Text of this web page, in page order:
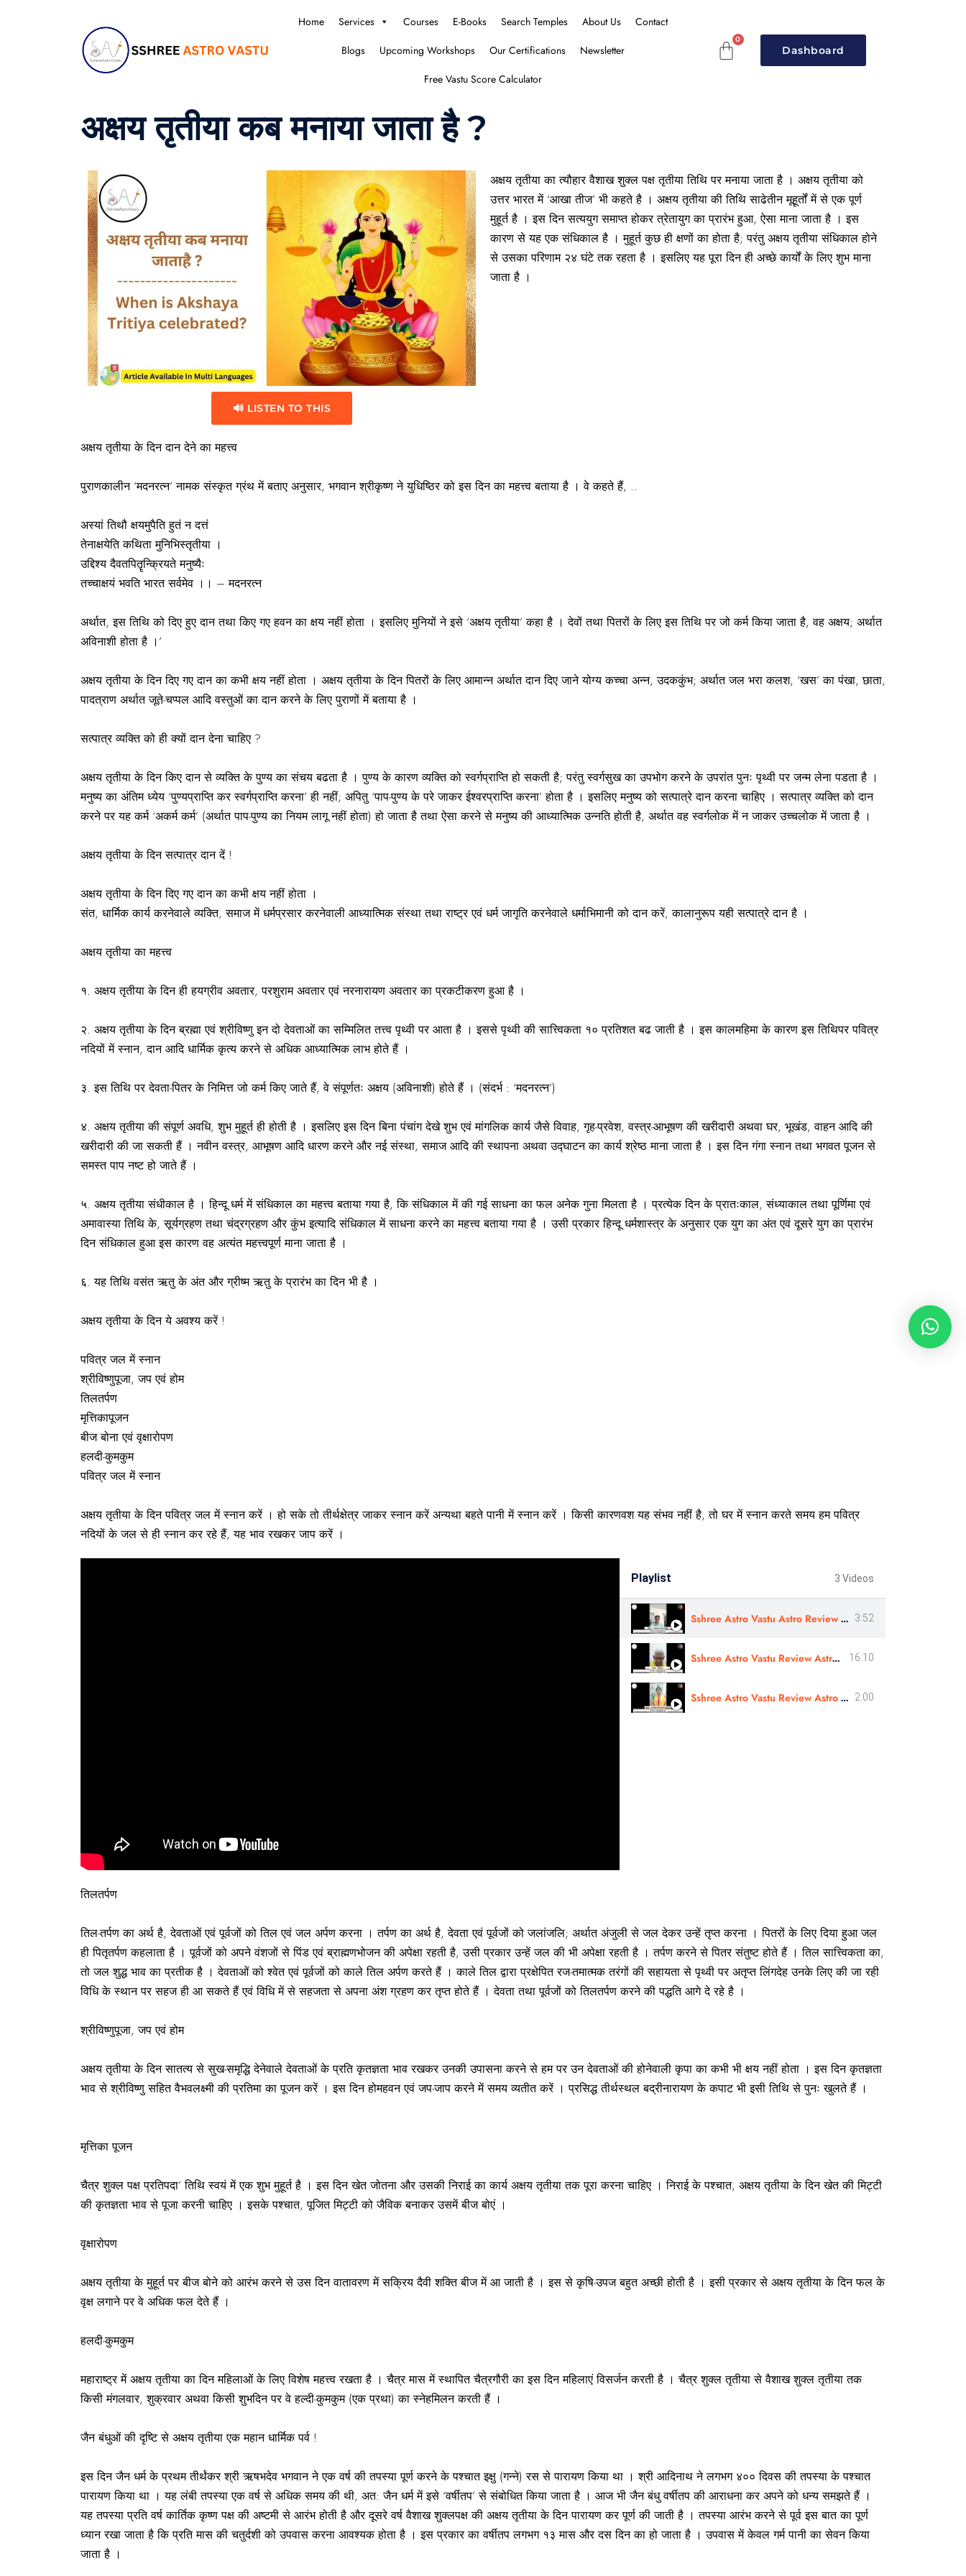
Home Services Courses E-Books Search Temples About Us
Contact
Blogs
Upcoming Workshops Our Certifications
Newsletter
Free Vastu Score Calculator
Dashboard
अक्षय तृतीया कब मनाया जाता है ?
🔊 LISTEN TO THIS
अक्षय तृतीया का त्यौहार वैशाख शुक्ल पक्ष तृतीया तिथि पर मनाया जाता है । अक्षय तृतीया को
उत्तर भारत में ‘आखा तीज’ भी कहते है । अक्षय तृतीया की तिथि साढेतीन मूहूर्तों में से एक पूर्ण
मुहूर्त है । इस दिन सत्ययुग समाप्त होकर त्रेतायुग का प्रारंभ हुआ, ऐसा माना जाता है । इस
कारण से यह एक संधिकाल है । मुहूर्त कुछ ही क्षणों का होता है; परंतु अक्षय तृतीया संधिकाल होने
से उसका परिणाम २४ घंटे तक रहता है । इसलिए यह पूरा दिन ही अच्छे कार्यों के लिए शुभ माना
जाता है ।
अक्षय तृतीया के दिन दान देने का महत्त्व
पुराणकालीन ‘मदनरत्न’ नामक संस्कृत ग्रंथ में बताए अनुसार, भगवान श्रीकृष्ण ने युधिष्ठिर को इस दिन का महत्त्व बताया है । वे कहते हैं, ..
अस्यां तिथौ क्षयमुपैति हुतं न दत्तं
तेनाक्षयेति कथिता मुनिभिस्तृतीया ।
उद्दिश्य दैवतपितॄन्क्रियते मनुष्यैः
तच्चाक्षयं भवति भारत सर्वमेव ।। – मदनरत्न
अर्थात, इस तिथि को दिए हुए दान तथा किए गए हवन का क्षय नहीं होता । इसलिए मुनियों ने इसे ‘अक्षय तृतीया’ कहा है । देवों तथा पितरों के लिए इस तिथि पर जो कर्म किया जाता है, वह अक्षय; अर्थात
अविनाशी होता है ।’
अक्षय तृतीया के दिन दिए गए दान का कभी क्षय नहीं होता । अक्षय तृतीया के दिन पितरों के लिए आमान्न अर्थात दान दिए जाने योग्य कच्चा अन्न, उदककुंभ; अर्थात जल भरा कलश, ‘खस’ का पंखा, छाता,
पादत्राण अर्थात जूते-चप्पल आदि वस्तुओं का दान करने के लिए पुराणों में बताया है ।
सत्पात्र व्यक्ति को ही क्यों दान देना चाहिए ?
अक्षय तृतीया के दिन किए दान से व्यक्ति के पुण्य का संचय बढता है । पुण्य के कारण व्यक्ति को स्वर्गप्राप्ति हो सकती है; परंतु स्वर्गसुख का उपभोग करने के उपरांत पुनः पृथ्वी पर जन्म लेना पडता है ।
मनुष्य का अंतिम ध्येय ‘पुण्यप्राप्ति कर स्वर्गप्राप्ति करना’ ही नहीं; अपितु ‘पाप-पुण्य के परे जाकर ईश्‍वरप्राप्ति करना’ होता है । इसलिए मनुष्य को सत्पात्रे दान करना चाहिए । सत्पात्र व्यक्ति को दान
करने पर यह कर्म ‘अकर्म कर्म’ (अर्थात पाप-पुण्य का नियम लागू नहीं होता) हो जाता है तथा ऐसा करने से मनुष्य की आध्यात्मिक उन्नति होती है, अर्थात वह स्वर्गलोक में न जाकर उच्चलोक में जाता है ।
अक्षय तृतीया के दिन सत्पात्र दान दें !
अक्षय तृतीया के दिन दिए गए दान का कभी क्षय नहीं होता ।
संत, धार्मिक कार्य करनेवाले व्यक्ति, समाज में धर्मप्रसार करनेवाली आध्यात्मिक संस्था तथा राष्ट्र एवं धर्म जागृति करनेवाले धर्माभिमानी को दान करें, कालानुरूप यही सत्पात्रे दान है ।
अक्षय तृतीया का महत्त्व
१. अक्षय तृतीया के दिन ही हयग्रीव अवतार, परशुराम अवतार एवं नरनारायण अवतार का प्रकटीकरण हुआ है ।
२. अक्षय तृतीया के दिन ब्रह्मा एवं श्रीविष्णु इन दो देवताओं का सम्मिलित तत्त्व पृथ्वी पर आता है । इससे पृथ्वी की सात्त्विकता १० प्रतिशत बढ जाती है । इस कालमहिमा के कारण इस तिथिपर पवित्र
नदियों में स्नान, दान आदि धार्मिक कृत्य करने से अधिक आध्यात्मिक लाभ होते हैं ।
३. इस तिथि पर देवता-पितर के निमित्त जो कर्म किए जाते हैं, वे संपूर्णतः अक्षय (अविनाशी) होते हैं । (संदर्भ : ‘मदनरत्न’)
४. अक्षय तृतीया की संपूर्ण अवधि, शुभ मुहूर्त ही होती है । इसलिए इस दिन बिना पंचांग देखे शुभ एवं मांगलिक कार्य जैसे विवाह, गृह-प्रवेश, वस्त्र-आभूषण की खरीदारी अथवा घर, भूखंड, वाहन आदि की
खरीदारी की जा सकती हैं । नवीन वस्त्र, आभूषण आदि धारण करने और नई संस्था, समाज आदि की स्थापना अथवा उद्घाटन का कार्य श्रेष्ठ माना जाता है । इस दिन गंगा स्नान तथा भगवत पूजन से
समस्त पाप नष्ट हो जाते हैं ।
५. अक्षय तृतीया संधीकाल है । हिन्दू धर्म में संधिकाल का महत्त्व बताया गया है, कि संधिकाल में की गई साधना का फल अनेक गुना मिलता है । प्रत्येक दिन के प्रातःकाल, संध्याकाल तथा पूर्णिमा एवं
अमावास्या तिथि के, सूर्यग्रहण तथा चंद्रग्रहण और कुंभ इत्यादि संधिकाल में साधना करने का महत्त्व बताया गया है । उसी प्रकार हिन्दू धर्मशास्त्र के अनुसार एक युग का अंत एवं दूसरे युग का प्रारंभ
दिन संधिकाल हुआ इस कारण वह अत्यंत महत्त्वपूर्ण माना जाता है ।
६. यह तिथि वसंत ऋतु के अंत और ग्रीष्म ऋतु के प्रारंभ का दिन भी है ।
अक्षय तृतीया के दिन ये अवश्य करें !
पवित्र जल में स्नान
श्रीविष्णुपूजा, जप एवं होम
तिलतर्पण
मृत्तिकापूजन
बीज बोना एवं वृक्षारोपण
हलदी-कुमकुम
पवित्र जल में स्नान
अक्षय तृतीया के दिन पवित्र जल में स्नान करें । हो सके तो तीर्थक्षेत्र जाकर स्नान करें अन्यथा बहते पानी में स्नान करें । किसी कारणवश यह संभव नहीं है, तो घर में स्नान करते समय हम पवित्र
नदियों के जल से ही स्नान कर रहे हैं, यह भाव रखकर जाप करें ।
Playlist 3 Videos
Sshree Astro Vastu Astro Review | Astro - Jitendra Vijay Singh Ji In Hindi 3:52
Sshree Astro Vastu Review Astro Bipin Ji Nakshatra Rahasyam In Hindi 16:10
Sshree Astro Vastu Review Astro Preksha Pragnesh Ji In Marathi 2:00
तिलतर्पण
तिल-तर्पण का अर्थ है, देवताओं एवं पूर्वजों को तिल एवं जल अर्पण करना । तर्पण का अर्थ है, देवता एवं पूर्वजों को जलांजलि; अर्थात अंजुली से जल देकर उन्हें तृप्त करना । पितरों के लिए दिया हुआ जल
ही पितृतर्पण कहलाता है । पूर्वजों को अपने वंशजों से पिंड एवं ब्राह्मणभोजन की अपेक्षा रहती है, उसी प्रकार उन्हें जल की भी अपेक्षा रहती है । तर्पण करने से पितर संतुष्ट होते हैं । तिल सात्त्विकता का,
तो जल शुद्ध भाव का प्रतीक है । देवताओं को श्‍वेत एवं पूर्वजों को काले तिल अर्पण करते हैं । काले तिल द्वारा प्रक्षेपित रज-तमात्मक तरंगों की सहायता से पृथ्वी पर अतृप्त लिंगदेह उनके लिए की जा रही
विधि के स्थान पर सहज ही आ सकते हैं एवं विधि में से सहजता से अपना अंश ग्रहण कर तृप्त होते हैं । देवता तथा पूर्वजों को तिलतर्पण करने की पद्धति आगे दे रहे है ।
श्रीविष्णुपूजा, जप एवं होम
अक्षय तृतीया के दिन सातत्य से सुख-समृद्धि देनेवाले देवताओं के प्रति कृतज्ञता भाव रखकर उनकी उपासना करने से हम पर उन देवताओं की होनेवाली कृपा का कभी भी क्षय नहीं होता । इस दिन कृतज्ञता
भाव से श्रीविष्णु सहित वैभवलक्ष्मी की प्रतिमा का पूजन करें । इस दिन होमहवन एवं जप-जाप करने में समय व्यतीत करें । प्रसिद्ध तीर्थस्थल बद्रीनारायण के कपाट भी इसी तिथि से पुनः खुलते हैं ।
मृत्तिका पूजन
चैत्र शुक्ल पक्ष प्रतिपदा’ तिथि स्वयं में एक शुभ मुहूर्त है । इस दिन खेत जोतना और उसकी निराई का कार्य अक्षय तृतीया तक पूरा करना चाहिए । निराई के पश्चात, अक्षय तृतीया के दिन खेत की मिट्टी
की कृतज्ञता भाव से पूजा करनी चाहिए । इसके पश्चात, पूजित मिट्टी को जैविक बनाकर उसमें बीज बोएं ।
वृक्षारोपण
अक्षय तृतीया के मुहूर्त पर बीज बोने को आरंभ करने से उस दिन वातावरण में सक्रिय दैवी शक्ति बीज में आ जाती है । इस से कृषि-उपज बहुत अच्छी होती है । इसी प्रकार से अक्षय तृतीया के दिन फल के
वृक्ष लगाने पर वे अधिक फल देते हैं ।
हलदी-कुमकुम
महाराष्ट्र में अक्षय तृतीया का दिन महिलाओं के लिए विशेष महत्त्व रखता है । चैत्र मास में स्थापित चैत्रगौरी का इस दिन महिलाएं विसर्जन करती है । चैत्र शुक्ल तृतीया से वैशाख शुक्ल तृतीया तक
किसी मंगलवार, शुक्रवार अथवा किसी शुभदिन पर वे हल्दी-कुमकुम (एक प्रथा) का स्नेहमिलन करती हैं ।
जैन बंधुओं की दृष्टि से अक्षय तृतीया एक महान धार्मिक पर्व !
इस दिन जैन धर्म के प्रथम तीर्थंकर श्री ऋषभदेव भगवान ने एक वर्ष की तपस्या पूर्ण करने के पश्‍चात इक्षु (गन्ने) रस से पारायण किया था । श्री आदिनाथ ने लगभग ४०० दिवस की तपस्या के पश्‍चात
पारायण किया था । यह लंबी तपस्या एक वर्ष से अधिक समय की थी, अत: जैन धर्म में इसे ‘वर्षीतप’ से संबोधित किया जाता है । आज भी जैन बंधु वर्षीतप की आराधना कर अपने को धन्य समझते हैं ।
यह तपस्या प्रति वर्ष कार्तिक कृष्ण पक्ष की अष्टमी से आरंभ होती है और दूसरे वर्ष वैशाख शुक्लपक्ष की अक्षय तृतीया के दिन पारायण कर पूर्ण की जाती है । तपस्या आरंभ करने से पूर्व इस बात का पूर्ण
ध्यान रखा जाता है कि प्रति मास की चतुर्दशी को उपवास करना आवश्यक होता है । इस प्रकार का वर्षीतप लगभग १३ मास और दस दिन का हो जाता है । उपवास में केवल गर्म पानी का सेवन किया
जाता है ।